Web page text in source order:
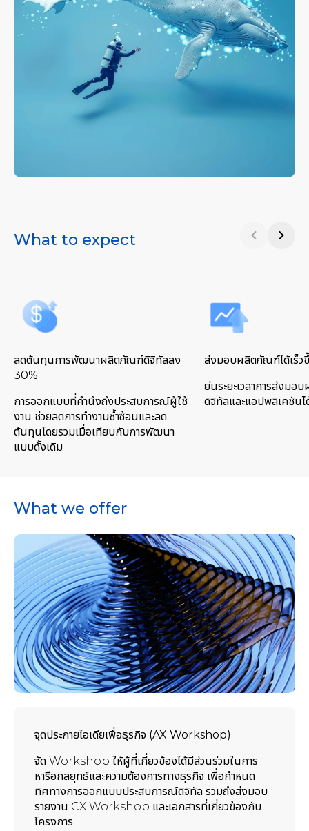
What to expect
ลดต้นทุนการพัฒนาผลิตภัณฑ์ดิจิทัลลง
30%
การออกแบบที่คำนึงถึงประสบการณ์ผู้ใช้
งาน ช่วยลดการทำงานซ้ำซ้อนและลด
ต้นทุนโดยรวมเมื่อเทียบกับการพัฒนา
แบบดั้งเดิม
ส่งมอบผลิตภัณฑ์ได้เร็ว
ย่นระยะเวลาการส่งมอ
ดิจิทัลและแอปพลิเคชันไ
What we offer
จุดประกายไอเดียเพื่อธุรกิจ (AX Workshop)
จัด Workshop ให้ผู้ที่เกี่ยวข้องได้มีส่วนร่วมในการ
หารือกลยุทธ์และความต้องการทางธุรกิจ เพื่อกำหนด
ทิศทางการออกแบบประสบการณ์ดิจิทัล รวมถึงส่งมอบ
รายงาน CX Workshop และเอกสารที่เกี่ยวข้องกับ
โครงการ